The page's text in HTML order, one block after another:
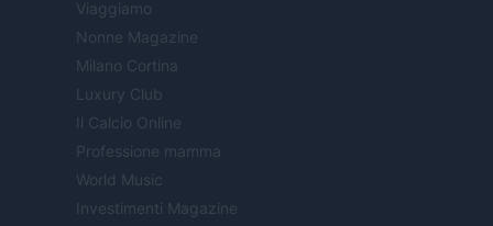
Viaggiamo
Nonne Magazine
Milano Cortina
Luxury Club
Il Calcio Online
Professione mamma
World Music
Investimenti Magazine